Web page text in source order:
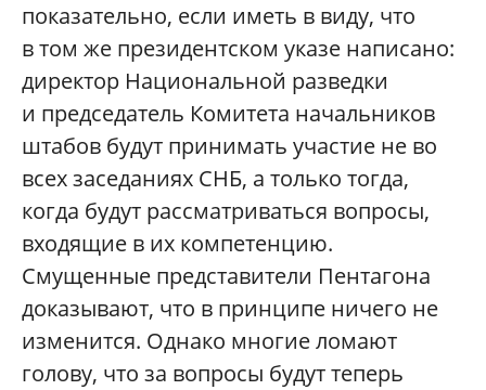
показательно, если иметь в виду, что
в том же президентском указе написано:
директор Национальной разведки
и председатель Комитета начальников
штабов будут принимать участие не во
всех заседаниях СНБ, а только тогда,
когда будут рассматриваться вопросы,
входящие в их компетенцию.
Смущенные представители Пентагона
доказывают, что в принципе ничего не
изменится. Однако многие ломают
голову, что за вопросы будут теперь